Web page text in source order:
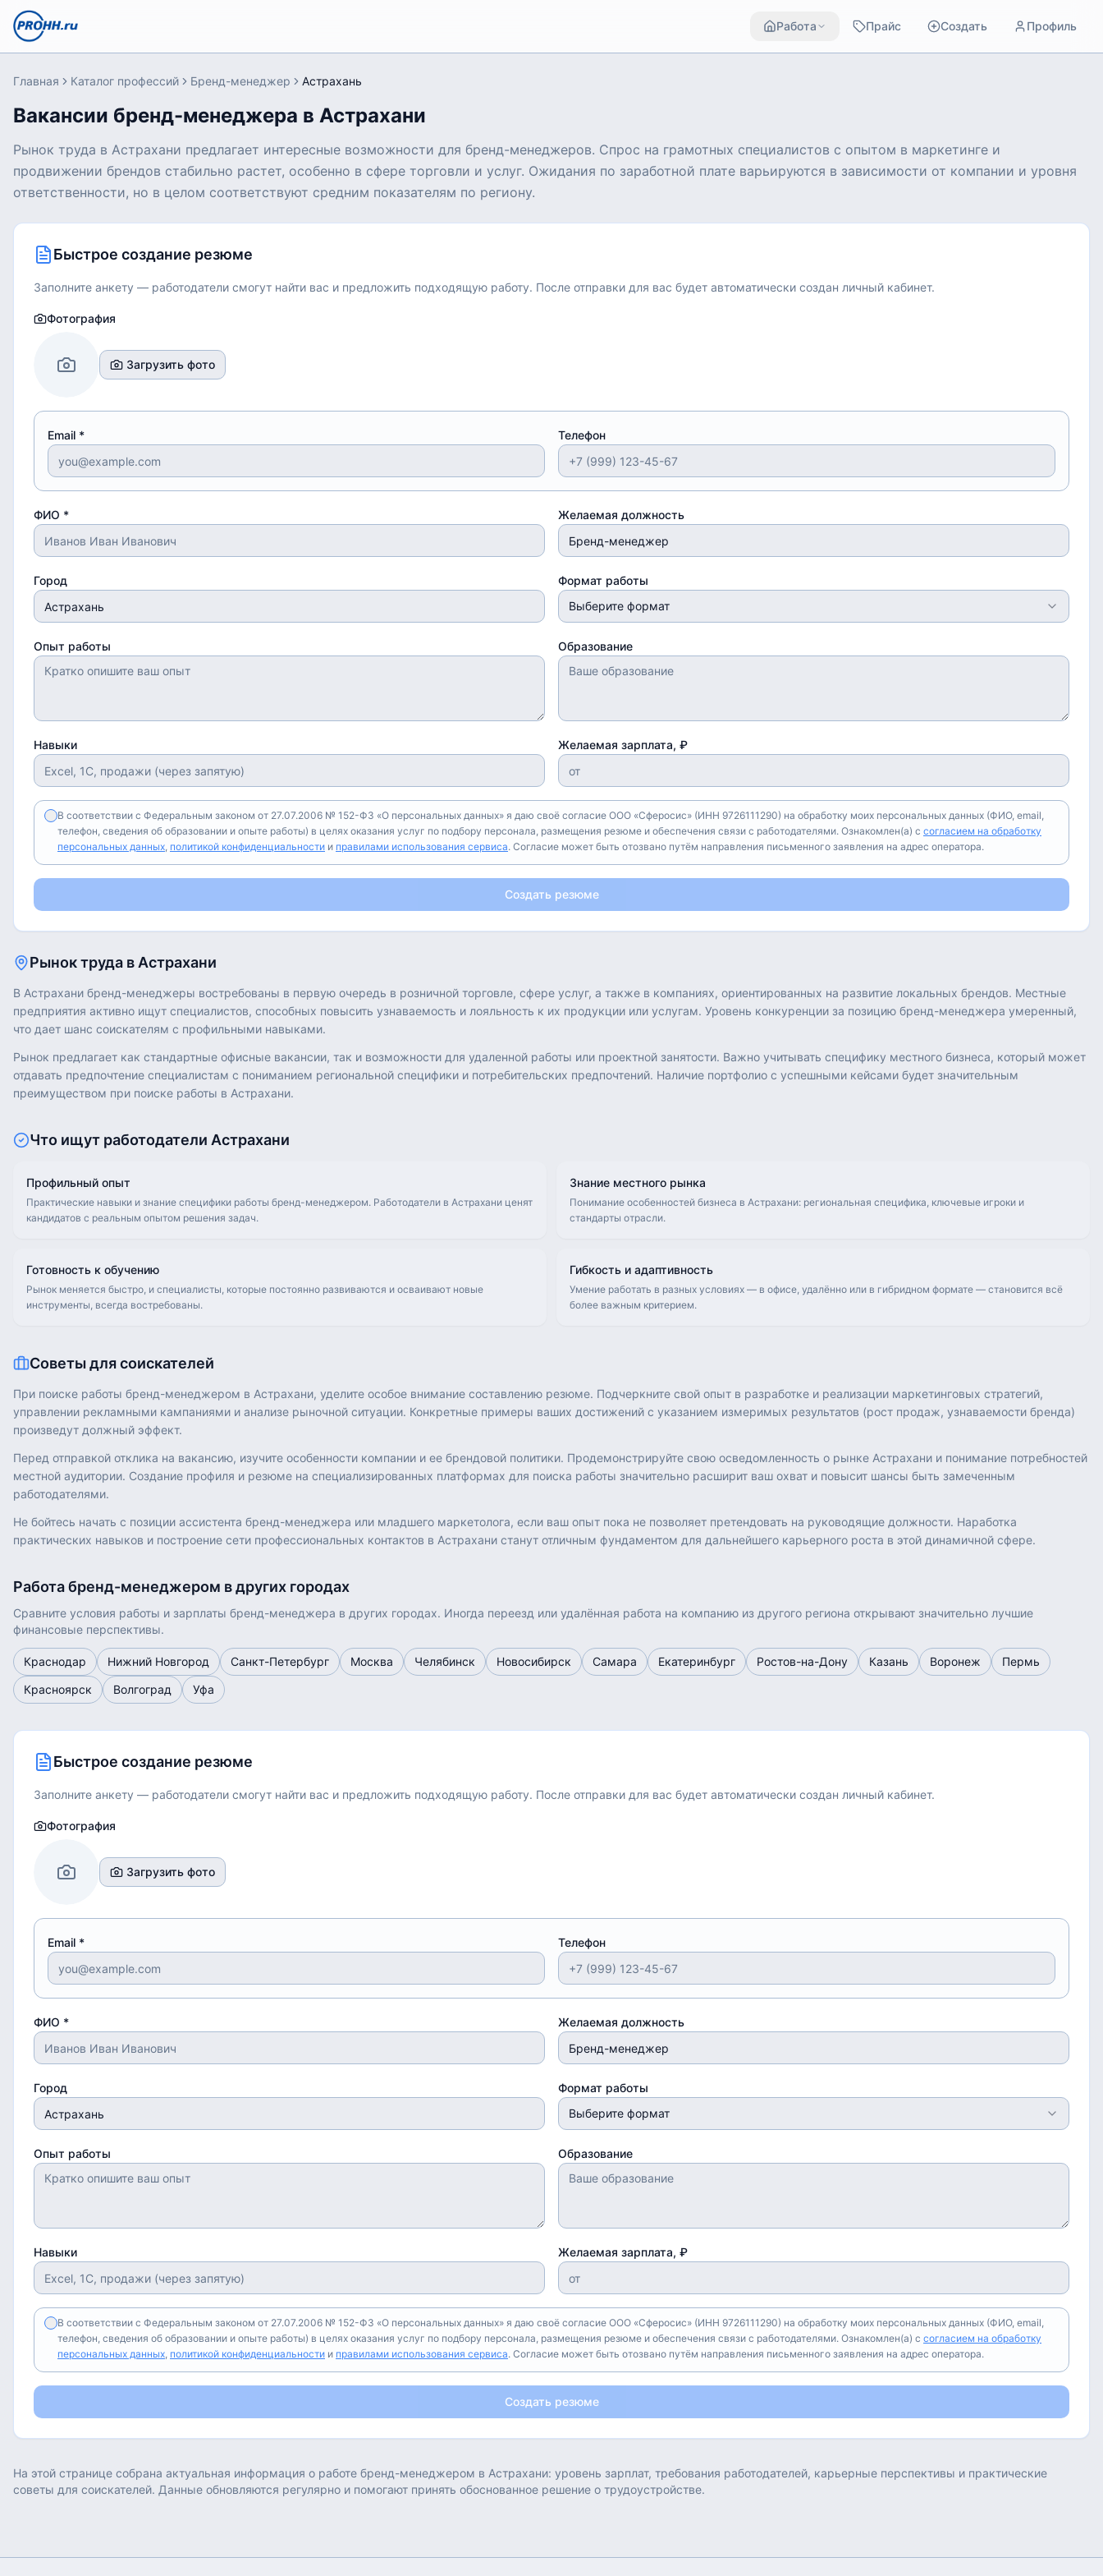
Работа Прайс Создать Профиль
Главная Каталог профессий Бренд-менеджер Астрахань
Вакансии бренд-менеджера в Астрахани
Рынок труда в Астрахани предлагает интересные возможности для бренд-менеджеров. Спрос на грамотных специалистов с опытом в маркетинге и
продвижении брендов стабильно растет, особенно в сфере торговли и услуг. Ожидания по заработной плате варьируются в зависимости от компании и уровня
ответственности, но в целом соответствуют средним показателям по региону.
Быстрое создание резюме
Заполните анкету — работодатели смогут найти вас и предложить подходящую работу. После отправки для вас будет автоматически создан личный кабинет.
Фотография
Загрузить фото
Email * Телефон
ФИО * Желаемая должность
Город
Формат работы
Выберите формат
Опыт работы Образование
Навыки Желаемая зарплата, ₽
В соответствии с Федеральным законом от 27.07.2006 № 152-ФЗ «О персональных данных» я даю своё согласие ООО «Сферосис» (ИНН 9726111290) на обработку моих персональных данных (ФИО, email,
телефон, сведения об образовании и опыте работы) в целях оказания услуг по подбору персонала, размещения резюме и обеспечения связи с работодателями. Ознакомлен(а) с согласием на обработку
персональных данных, политикой конфиденциальности и правилами использования сервиса. Согласие может быть отозвано путём направления письменного заявления на адрес оператора.
Создать резюме
Рынок труда в Астрахани
В Астрахани бренд-менеджеры востребованы в первую очередь в розничной торговле, сфере услуг, а также в компаниях, ориентированных на развитие локальных брендов. Местные
предприятия активно ищут специалистов, способных повысить узнаваемость и лояльность к их продукции или услугам. Уровень конкуренции за позицию бренд-менеджера умеренный,
что дает шанс соискателям с профильными навыками.
Рынок предлагает как стандартные офисные вакансии, так и возможности для удаленной работы или проектной занятости. Важно учитывать специфику местного бизнеса, который может
отдавать предпочтение специалистам с пониманием региональной специфики и потребительских предпочтений. Наличие портфолио с успешными кейсами будет значительным
преимуществом при поиске работы в Астрахани.
Что ищут работодатели Астрахани
Профильный опыт
Практические навыки и знание специфики работы бренд-менеджером. Работодатели в Астрахани ценят
кандидатов с реальным опытом решения задач.
Знание местного рынка
Понимание особенностей бизнеса в Астрахани: региональная специфика, ключевые игроки и
стандарты отрасли.
Готовность к обучению
Рынок меняется быстро, и специалисты, которые постоянно развиваются и осваивают новые
инструменты, всегда востребованы.
Гибкость и адаптивность
Умение работать в разных условиях — в офисе, удалённо или в гибридном формате — становится всё
более важным критерием.
Советы для соискателей
При поиске работы бренд-менеджером в Астрахани, уделите особое внимание составлению резюме. Подчеркните свой опыт в разработке и реализации маркетинговых стратегий,
управлении рекламными кампаниями и анализе рыночной ситуации. Конкретные примеры ваших достижений с указанием измеримых результатов (рост продаж, узнаваемости бренда)
произведут должный эффект.
Перед отправкой отклика на вакансию, изучите особенности компании и ее брендовой политики. Продемонстрируйте свою осведомленность о рынке Астрахани и понимание потребностей
местной аудитории. Создание профиля и резюме на специализированных платформах для поиска работы значительно расширит ваш охват и повысит шансы быть замеченным
работодателями.
Не бойтесь начать с позиции ассистента бренд-менеджера или младшего маркетолога, если ваш опыт пока не позволяет претендовать на руководящие должности. Наработка
практических навыков и построение сети профессиональных контактов в Астрахани станут отличным фундаментом для дальнейшего карьерного роста в этой динамичной сфере.
Работабренд-менеджером в других городах
Сравните условия работы и зарплаты бренд-менеджера в других городах. Иногда переезд или удалённая работа на компанию из другого региона открывают значительно лучшие
финансовые перспективы.
Краснодар Нижний Новгород Санкт-Петербург Москва Челябинск Новосибирск Самара Екатеринбург Ростов-на-Дону Казань Воронеж
Пермь
Красноярск
Волгоград Уфа
Быстрое создание резюме
Заполните анкету — работодатели смогут найти вас и предложить подходящую работу. После отправки для вас будет автоматически создан личный кабинет.
Фотография
Загрузить фото
Email * Телефон
ФИО * Желаемая должность
Город
Формат работы
Выберите формат
Опыт работы Образование
Навыки Желаемая зарплата, ₽
В соответствии с Федеральным законом от 27.07.2006 № 152-ФЗ «О персональных данных» я даю своё согласие ООО «Сферосис» (ИНН 9726111290) на обработку моих персональных данных (ФИО, email,
телефон, сведения об образовании и опыте работы) в целях оказания услуг по подбору персонала, размещения резюме и обеспечения связи с работодателями. Ознакомлен(а) с согласием на обработку
персональных данных, политикой конфиденциальности и правилами использования сервиса. Согласие может быть отозвано путём направления письменного заявления на адрес оператора.
Создать резюме
На этой странице собрана актуальная информация о работе бренд-менеджером в Астрахани: уровень зарплат, требования работодателей, карьерные перспективы и практические
советы для соискателей. Данные обновляются регулярно и помогают принять обоснованное решение о трудоустройстве.